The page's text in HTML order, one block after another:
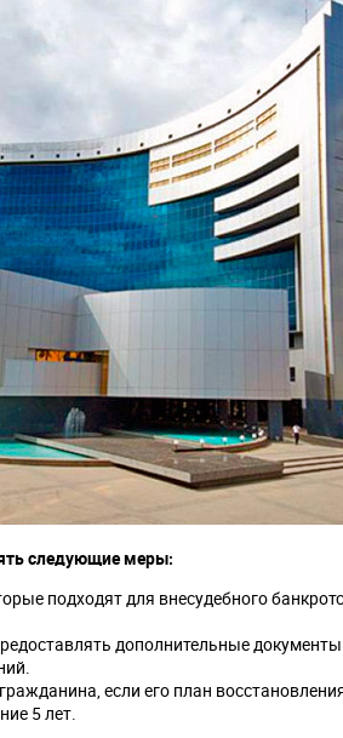
следующие меры:
подходят для внесудебного
дополнительные
если его план
5 лет.